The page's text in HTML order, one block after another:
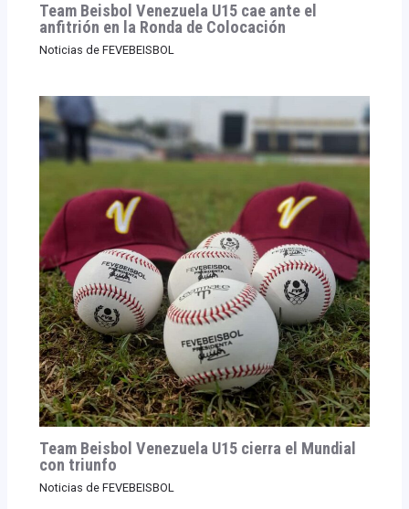
Team Beisbol Venezuela U15 cae ante el
anfitrión en la Ronda de Colocación
Noticias de FEVEBEISBOL
Team Beisbol Venezuela U15 cierra el Mundial
con triunfo
Noticias de FEVEBEISBOL